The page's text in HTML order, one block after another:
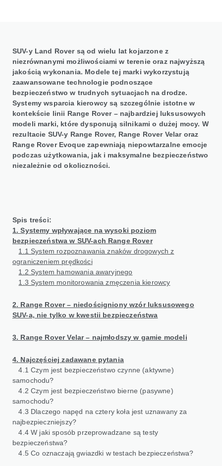
SUV-y Land Rover są od wielu lat kojarzone z
niezrównanymi możliwościami w terenie oraz najwyższą
jakością wykonania. Modele tej marki wykorzystują
zaawansowane technologie podnoszące
bezpieczeństwo w trudnych sytuacjach na drodze.
Systemy wsparcia kierowcy są szczególnie istotne w
kontekście linii Range Rover – najbardziej luksusowych
modeli marki, które dysponują silnikami o dużej mocy. W
rezultacie SUV-y Range Rover, Range Rover Velar oraz
Range Rover Evoque zapewniają niepowtarzalne emocje
podczas użytkowania, jak i maksymalne bezpieczeństwo
niezależnie od okoliczności.
Spis treści:
1. Systemy wpływające na wysoki poziom
bezpieczeństwa w SUV-ach Range Rover
1.1 System rozpoznawania znaków drogowych z
ograniczeniem prędkości
1.2 System hamowania awaryjnego
1.3 System monitorowania zmęczenia kierowcy
2. Range Rover – niedościgniony wzór luksusowego
SUV-a, nie tylko w kwestii bezpieczeństwa
3. Range Rover Velar – najmłodszy w gamie modeli
4. Najczęściej zadawane pytania
4.1 Czym jest bezpieczeństwo czynne (aktywne)
samochodu?
4.2 Czym jest bezpieczeństwo bierne (pasywne)
samochodu?
4.3 Dlaczego napęd na cztery koła jest uznawany za
najbezpieczniejszy?
4.4 W jaki sposób przeprowadzane są testy
bezpieczeństwa?
4.5 Co oznaczają gwiazdki w testach bezpieczeństwa?